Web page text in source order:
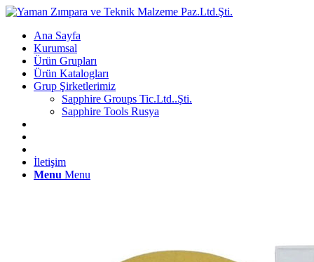
Ana Sayfa
Kurumsal
Ürün Grupları
Ürün Katalogları
Grup Şirketlerimiz
Sapphire Groups Tic.Ltd..Şti.
Sapphire Tools Rusya
İletişim
Menu Menu